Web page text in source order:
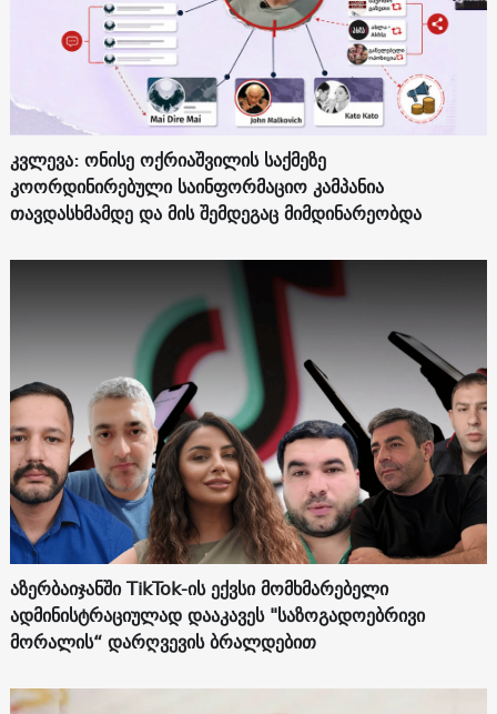
კვლევა: ონისე ოქრიაშვილის საქმეზე
კოორდინირებული საინფორმაციო კამპანია
თავდასხმამდე და მის შემდეგაც მიმდინარეობდა
აზერბაიჯანში TikTok-ის ექვსი მომხმარებელი
ადმინისტრაციულად დააკავეს "საზოგადოებრივი
მორალის“ დარღვევის ბრალდებით